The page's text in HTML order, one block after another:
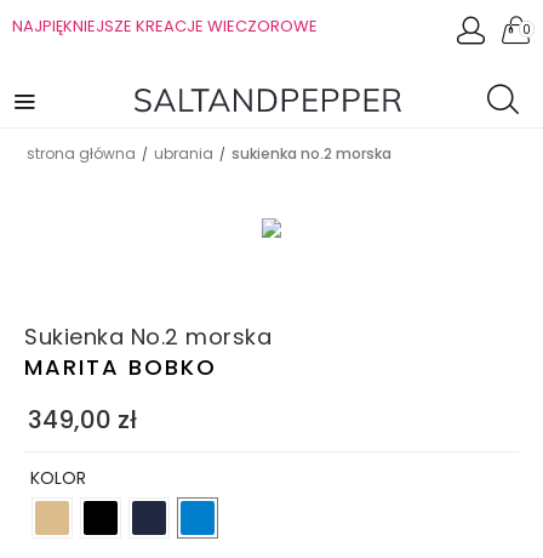
NAJPIĘKNIEJSZE KREACJE WIECZOROWE 0
strona główna / ubrania / sukienka no.2 morska
Sukienka No.2 morska
MARITA BOBKO
349,00 zł
KOLOR